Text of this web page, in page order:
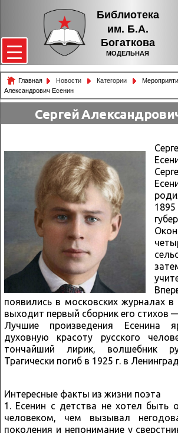
Библиотека
им. Б.А.
Богаткова
МОДЕЛЬНАЯ
Главная Новости Категории
Александрович Есенин
Сергей
появились в московских журналах в
выходит первый сборник его стихов
Лучшие произведения Есенина
духовную красоту русского
тончайший лирик, волшебник
Трагически погиб в 1925 г. в
Интересные факты из жизни поэта
1. Есенин с детства не хотел быть
человеком, чем вызывал
поколения и непонимание у